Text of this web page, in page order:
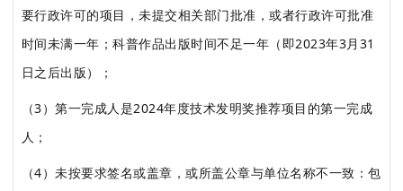
要行政许可的项目，未提交相关部门批准，或者行政许可批准
时间未满一年；科普作品出版时间不足一年（即2023年3月31
日之后出版）；
（3）第一完成人是2024年度技术发明奖推荐项目的第一完成
人；
（4）未按要求签名或盖章，或所盖公章与单位名称不一致：包